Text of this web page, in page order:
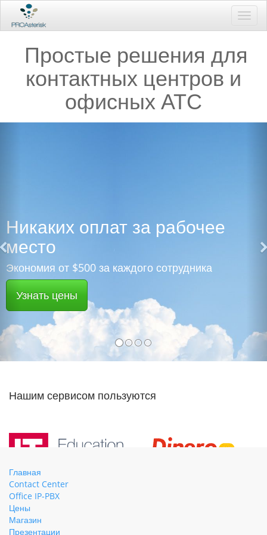
Простые решения для
контактных центров и
офисных АТС
Никаких оплат за рабочее
место
Экономия от $500 за каждого сотрудника
Узнать цены
Нашим сервисом пользуются
Главная
Contact Center
Office IP-PBX
Цены
Магазин
Презентации